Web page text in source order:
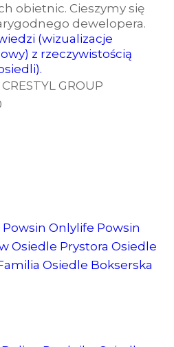
obietnic. Cieszymy się
dewelopera.
(wizualizacje
z rzeczywistością
GROUP
Onlylife Powsin
Osiedle Prystora Osiedle
Osiedle Bokserska